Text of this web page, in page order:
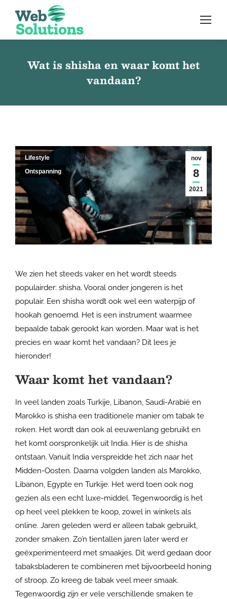
Wat is shisha en waar komt het
vandaan?
nov
8
2021
Lifestyle
Ontspanning
We zien het steeds vaker en het wordt steeds
populairder: shisha. Vooral onder jongeren is het
populair. Een shisha wordt ook wel een waterpijp of
hookah genoemd. Het is een instrument waarmee
bepaalde tabak gerookt kan worden. Maar wat is het
precies en waar komt het vandaan? Dit lees je
hieronder!
Waar komt het vandaan?
In veel landen zoals Turkije, Libanon, Saudi-Arabië en
Marokko is shisha een traditionele manier om tabak te
roken. Het wordt dan ook al eeuwenlang gebruikt en
het komt oorspronkelijk uit India. Hier is de shisha
ontstaan. Vanuit India verspreidde het zich naar het
Midden-Oosten. Daarna volgden landen als Marokko,
Libanon, Egypte en Turkije. Het werd toen ook nog
gezien als een echt luxe-middel. Tegenwoordig is het
op heel veel plekken te koop, zowel in winkels als
online. Jaren geleden werd er alleen tabak gebruikt,
zonder smaken. Zo’n tientallen jaren later werd er
geëxperimenteerd met smaakjes. Dit werd gedaan door
tabaksbladeren te combineren met bijvoorbeeld honing
of stroop. Zo kreeg de tabak veel meer smaak.
Tegenwoordig zijn er vele verschillende smaken te